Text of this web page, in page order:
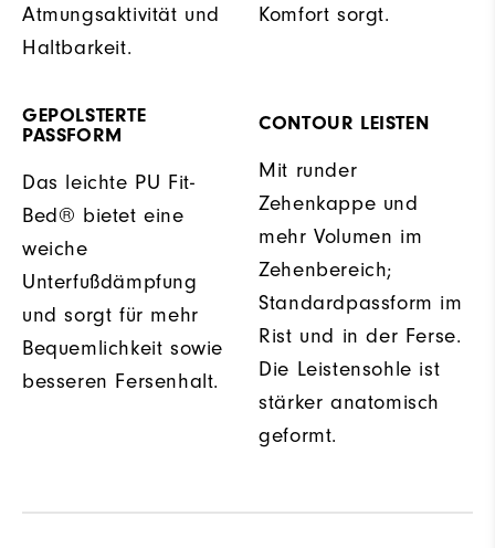
Atmungsaktivität und
Haltbarkeit.
Komfort sorgt.
GEPOLSTERTE
PASSFORM
Das leichte PU Fit-
Bed® bietet eine
weiche
Unterfußdämpfung
und sorgt für mehr
Bequemlichkeit sowie
besseren Fersenhalt.
CONTOUR LEISTEN
Mit runder
Zehenkappe und
mehr Volumen im
Zehenbereich;
Standardpassform im
Rist und in der Ferse.
Die Leistensohle ist
stärker anatomisch
geformt.